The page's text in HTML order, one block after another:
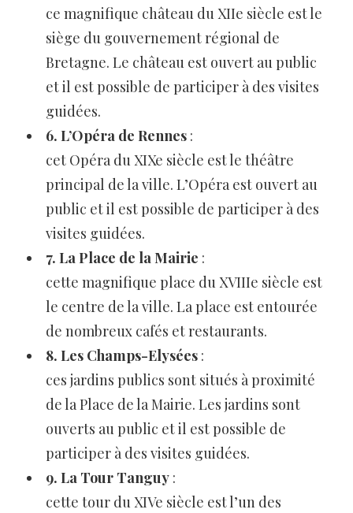
ce magnifique château du XIIe siècle est le
siège du gouvernement régional de
Bretagne. Le château est ouvert au public
et il est possible de participer à des visites
guidées.
6. L’Opéra de Rennes :
cet Opéra du XIXe siècle est le théâtre
principal de la ville. L’Opéra est ouvert au
public et il est possible de participer à des
visites guidées.
7. La Place de la Mairie :
cette magnifique place du XVIIIe siècle est
le centre de la ville. La place est entourée
de nombreux cafés et restaurants.
8. Les Champs-Elysées :
ces jardins publics sont situés à proximité
de la Place de la Mairie. Les jardins sont
ouverts au public et il est possible de
participer à des visites guidées.
9. La Tour Tanguy :
cette tour du XIVe siècle est l’un des